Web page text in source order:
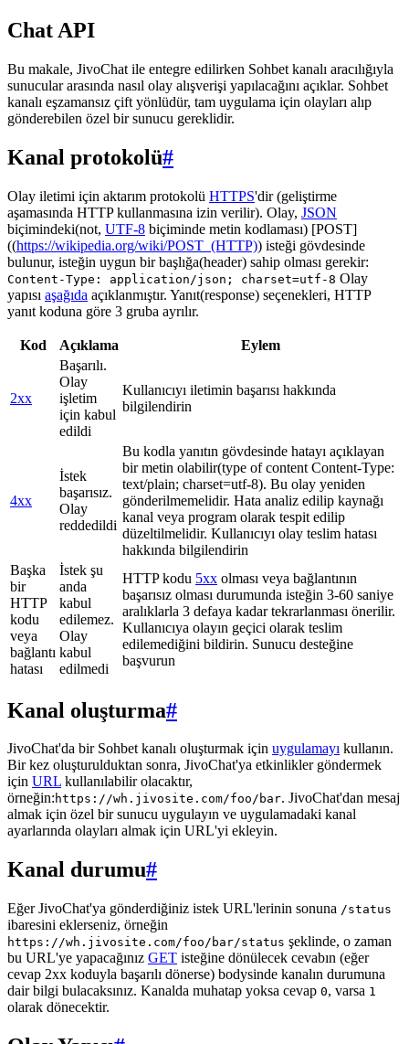
Chat API
Bu makale, JivoChat ile entegre edilirken Sohbet kanalı aracılığıyla
sunucular arasında nasıl olay alışverişi yapılacağını açıklar. Sohbet
kanalı eşzamansız çift yönlüdür, tam uygulama için olayları alıp
gönderebilen özel bir sunucu gereklidir.
Kanal protokolü#
Olay iletimi için aktarım protokolü HTTPS'dir (geliştirme
aşamasında HTTP kullanmasına izin verilir). Olay, JSON
biçimindeki(not, UTF-8 biçiminde metin kodlaması) [POST]
((https://wikipedia.org/wiki/POST_(HTTP)) isteği gövdesinde
bulunur, isteğin uygun bir başlığa(header) sahip olması gerekir:
Content-Type: application/json; charset=utf-8 Olay
yapısı aşağıda açıklanmıştır. Yanıt(response) seçenekleri, HTTP
yanıt koduna göre 3 gruba ayrılır.
Kod Açıklama Eylem
2xx
Başarılı.
Olay
işletim
için kabul
edildi
Kullanıcıyı iletimin başarısı hakkında
bilgilendirin
4xx
İstek
başarısız.
Olay
reddedildi
Bu kodla yanıtın gövdesinde hatayı açıklayan
bir metin olabilir(type of content Content-Type:
text/plain; charset=utf-8). Bu olay yeniden
gönderilmemelidir. Hata analiz edilip kaynağı
kanal veya program olarak tespit edilip
düzeltilmelidir. Kullanıcıyı olay teslim hatası
hakkında bilgilendirin
Başka
bir
HTTP
kodu
veya
bağlantı
hatası
İstek şu
anda
kabul
edilemez.
Olay
kabul
edilmedi
HTTP kodu 5xx olması veya bağlantının
başarısız olması durumunda isteğin 3-60 saniye
aralıklarla 3 defaya kadar tekrarlanması önerilir.
Kullanıcıya olayın geçici olarak teslim
edilemediğini bildirin. Sunucu desteğine
başvurun
Kanal oluşturma#
JivoChat'da bir Sohbet kanalı oluşturmak için uygulamayı kullanın.
Bir kez oluşturulduktan sonra, JivoChat'ya etkinlikler göndermek
için URL kullanılabilir olacaktır,
örneğin: https://wh.jivosite.com/foo/bar. JivoChat'dan mesaj
almak için özel bir sunucu uygulayın ve uygulamadaki kanal
ayarlarında olayları almak için URL'yi ekleyin.
Kanal durumu#
Eğer JivoChat'ya gönderdiğiniz istek URL'lerinin sonuna /status
ibaresini eklerseniz, örneğin
https://wh.jivosite.com/foo/bar/status şeklinde, o zaman
bu URL'ye yapacağınız GET isteğine dönülecek cevabın (eğer
cevap 2xx koduyla başarılı dönerse) bodysinde kanalın durumuna
dair bilgi bulacaksınız. Kanalda muhatap yoksa cevap 0, varsa 1
olarak dönecektir.